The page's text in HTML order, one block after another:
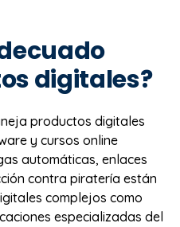
digitales?
productos digitales
y cursos online
automáticas, enlaces
contra piratería están
complejos como
especializadas del